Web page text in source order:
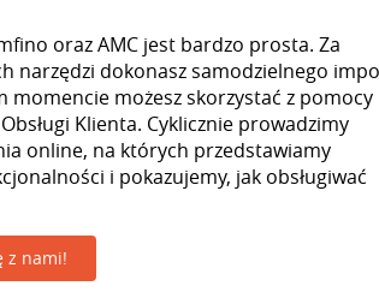
oraz AMC jest bardzo prosta. Za
narzędzi dokonasz samodzielnego
momencie możesz skorzystać z pomocy
Klienta. Cyklicznie prowadzimy
online, na których przedstawiamy
i pokazujemy, jak obsługiwać
z nami!